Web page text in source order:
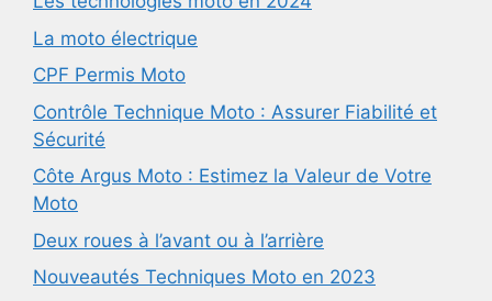
La moto électrique
CPF Permis Moto
Contrôle Technique Moto : Assurer Fiabilité et
Sécurité
Côte Argus Moto : Estimez la Valeur de Votre
Moto
Deux roues à l’avant ou à l’arrière
Nouveautés Techniques Moto en 2023